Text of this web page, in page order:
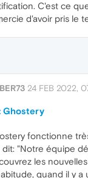
C'est ce
d'avoir pris le
24 FEB 2022,
Ghostery
fonctionne
dit: "Notre équipe
les
quand il y a